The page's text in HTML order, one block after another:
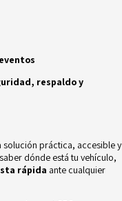
respaldo y
solución práctica, accesible y
dónde está tu vehículo,
rápida ante cualquier